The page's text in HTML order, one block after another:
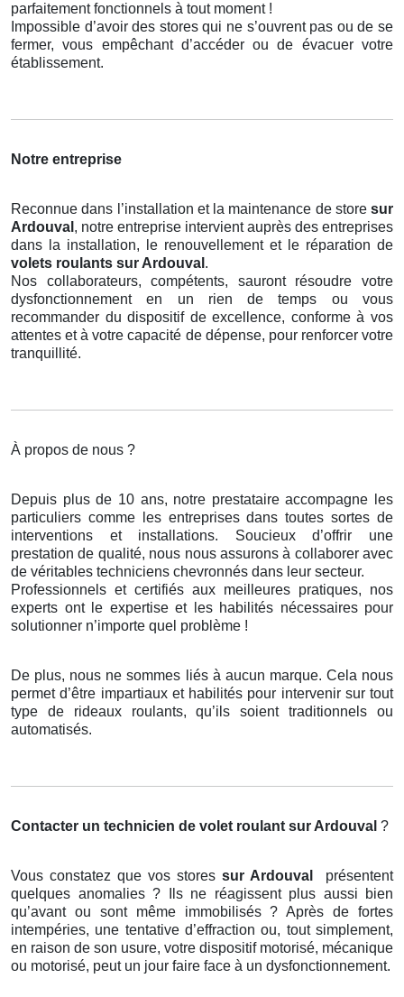
parfaitement fonctionnels à tout moment !
Impossible d’avoir des stores qui ne s’ouvrent pas ou de se
fermer, vous empêchant d’accéder ou de évacuer votre
établissement.
Notre entreprise
Reconnue dans l’installation et la maintenance de store sur
Ardouval , notre entreprise intervient auprès des entreprises
dans la installation, le renouvellement et le réparation de
volets roulants sur Ardouval .
Nos collaborateurs, compétents, sauront résoudre votre
dysfonctionnement en un rien de temps ou vous
recommander du dispositif de excellence, conforme à vos
attentes et à votre capacité de dépense, pour renforcer votre
tranquillité.
À propos de nous ?
Depuis plus de 10 ans, notre prestataire accompagne les
particuliers comme les entreprises dans toutes sortes de
interventions et installations. Soucieux d’offrir une
prestation de qualité, nous nous assurons à collaborer avec
de véritables techniciens chevronnés dans leur secteur.
Professionnels et certifiés aux meilleures pratiques, nos
experts ont le expertise et les habilités nécessaires pour
solutionner n’importe quel problème !
De plus, nous ne sommes liés à aucun marque. Cela nous
permet d’être impartiaux et habilités pour intervenir sur tout
type de rideaux roulants, qu’ils soient traditionnels ou
automatisés.
Contacter un technicien de volet roulant sur Ardouval ?
Vous constatez que vos stores sur Ardouval
présentent
quelques anomalies ? Ils ne réagissent plus aussi bien
qu’avant ou sont même immobilisés ? Après de fortes
intempéries, une tentative d’effraction ou, tout simplement,
en raison de son usure, votre dispositif motorisé, mécanique
ou motorisé, peut un jour faire face à un dysfonctionnement.